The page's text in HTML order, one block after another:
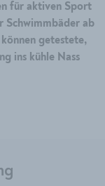
für aktiven Sport
Schwimmbäder ab
getestete,
ins kühle Nass